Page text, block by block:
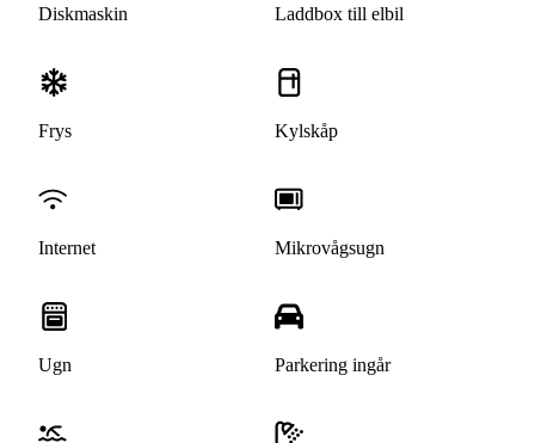
Diskmaskin Laddbox till elbil
Frys Kylskåp
Internet Mikrovågsugn
Ugn Parkering ingår